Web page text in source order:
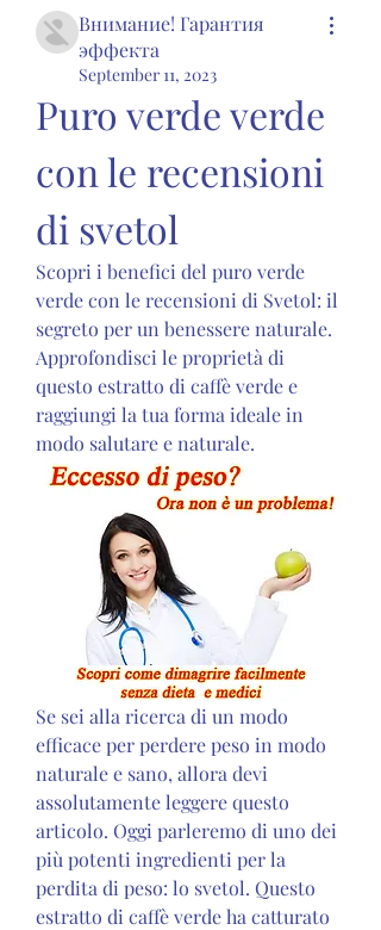
Внимание! Гарантия
эффекта
September 11, 2023
Puro verde verde
con le recensioni
di svetol
Scopri i benefici del puro verde
verde con le recensioni di Svetol: il
segreto per un benessere naturale.
Approfondisci le proprietà di
questo estratto di caffè verde e
raggiungi la tua forma ideale in
modo salutare e naturale.
Se sei alla ricerca di un modo
efficace per perdere peso in modo
naturale e sano, allora devi
assolutamente leggere questo
articolo. Oggi parleremo di uno dei
più potenti ingredienti per la
perdita di peso: lo svetol. Questo
estratto di caffè verde ha catturato